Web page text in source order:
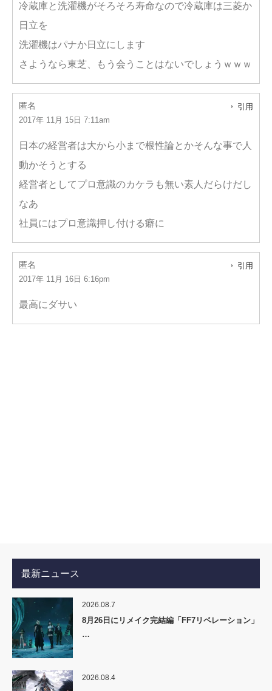
冷蔵庫と洗濯機がそろそろ寿命なので冷蔵庫は三菱か
日立を
洗濯機はパナか日立にします
さようなら東芝、もう会うことはないでしょうｗｗｗ
匿名
2017年 11月 15日 7:11am
引用
日本の経営者は大から小まで根性論とかそんな事で人
動かそうとする
経営者としてプロ意識のカケラも無い素人だらけだし
なあ
社員にはプロ意識押し付ける癖に
匿名
2017年 11月 16日 6:16pm
引用
最高にダサい
最新ニュース
2026.08.7
8月26日にリメイク完結編「FF7リベレーション」
…
2026.08.4